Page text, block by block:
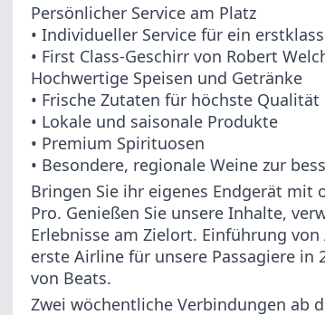
Persönlicher Service am Platz
• Individueller Service für ein
• First Class-Geschirr von Robert
Hochwertige Speisen und Getränke
• Frische Zutaten für höchste
• Lokale und saisonale Produkte
• Premium Spirituosen
• Besondere, regionale Weine zur
Bringen Sie ihr eigenes Endgerät mit
Pro. Genießen Sie unsere Inhalte,
Erlebnisse am Zielort. Einführung
erste Airline für unsere Passagiere in
von Beats.
Zwei wöchentliche Verbindungen ab